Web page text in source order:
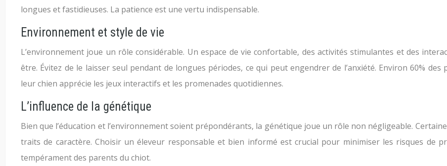
longues et fastidieuses. La patience est une vertu indispensable.
Environnement et style de vie
L’environnement joue un rôle considérable. Un espace de vie confortable, des activités stimulantes et des
être. Évitez de le laisser seul pendant de longues périodes, ce qui peut engendrer de l’anxiété. Environ 60%
leur chien apprécie les jeux interactifs et les promenades quotidiennes.
L’influence de la génétique
Bien que l’éducation et l’environnement soient prépondérants, la génétique joue un rôle non négligeable.
traits de caractère. Choisir un éleveur responsable et bien informé est crucial pour minimiser les risques de
tempérament des parents du chiot.